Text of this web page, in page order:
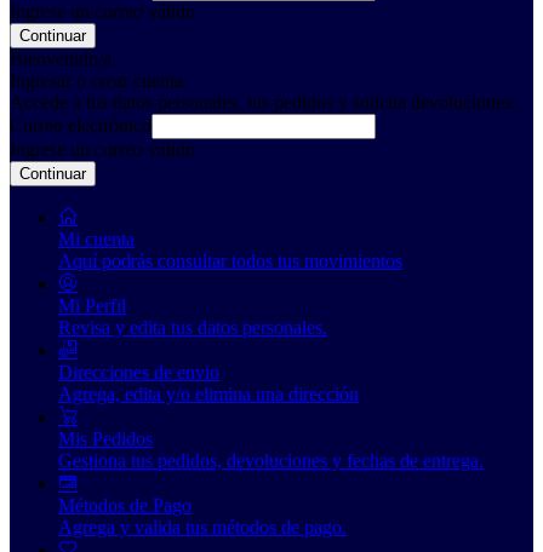
Ingrese un correo válido
Continuar
Bienvenido/a
Ingresar o crear cuenta
Accede a tus datos personales, tus pedidos y solicita devoluciones:
Correo electrónico
Ingrese un correo válido
Continuar
Mi cuenta
Aquí podrás consultar todos tus movimientos
Mi Perfil
Revisa y edita tus datos personales.
Direcciones de envio
Agrega, edita y/o elimina una dirección
Mis Pedidos
Gestiona tus pedidos, devoluciones y fechas de entrega.
Métodos de Pago
Agrega y valida tus métodos de pago.